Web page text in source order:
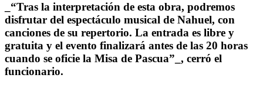
_“Tras la interpretación de esta obra, podremos
disfrutar del espectáculo musical de Nahuel, con
canciones de su repertorio. La entrada es libre y
gratuita y el evento finalizará antes de las 20 horas
cuando se oficie la Misa de Pascua”_, cerró el
funcionario.